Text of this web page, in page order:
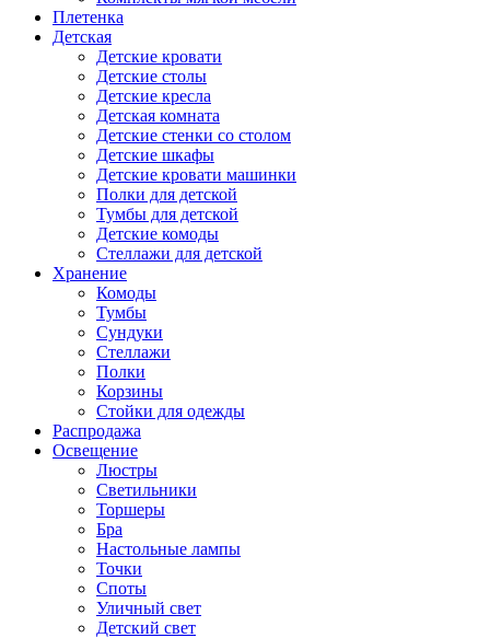
Плетенка
Детская
Детские кровати
Детские столы
Детские кресла
Детская комната
Детские стенки со столом
Детские шкафы
Детские кровати машинки
Полки для детской
Тумбы для детской
Детские комоды
Стеллажи для детской
Хранение
Комоды
Тумбы
Сундуки
Стеллажи
Полки
Корзины
Стойки для одежды
Распродажа
Освещение
Люстры
Светильники
Торшеры
Бра
Настольные лампы
Точки
Споты
Уличный свет
Детский свет